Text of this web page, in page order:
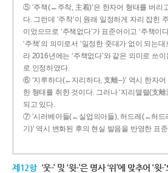
⑤ ‘주책(←주착, 主着)’은 한자어 형태를 버리
다. 그런데 ‘주착’이 원래 일정하게 자리 잡힌
이었으므로 ‘주책없다’가 표준어이고 ‘주책이
‘주책’의 의미로서 ‘일정한 줏대가 없이 되는
라 2016년에는 ‘주책없다’와 같은 의미로 쓰이
로 인정하였다.
⑥ ‘지루하다(←지리하다, 支離--)’ 역시 한자어
한 형태를 취한 것이다. 그러나 ‘지리멸렬(支離
되고 있다.
⑦ ‘시러베아들(←실업의아들), 허드레(←허드
기)’ 역시 변화된 후의 현실 발음을 반영한 표
제12항 ‘웃-’ 및 ‘윗-’은 명사 ‘위’에 맞추어 ‘